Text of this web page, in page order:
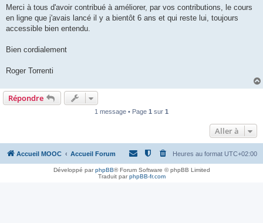
Merci à tous d'avoir contribué à améliorer, par vos contributions, le cours
en ligne que j'avais lancé il y a bientôt 6 ans et qui reste lui, toujours
accessible bien entendu.
Bien cordialement
Roger Torrenti
Répondre
1 message • Page 1 sur 1
Aller à
Accueil MOOC Accueil Forum Heures au format UTC+02:00
Développé parphpBB® Forum Software © phpBB Limited
Traduit parphpBB-fr.com